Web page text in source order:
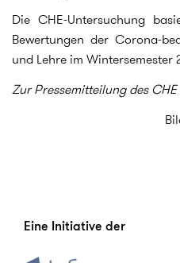
Die CHE-Untersuchung
Bewertungen der Corona-
und Lehre im Wintersemester
Zur Pressemitteilung des CHE
Eine Initiative der